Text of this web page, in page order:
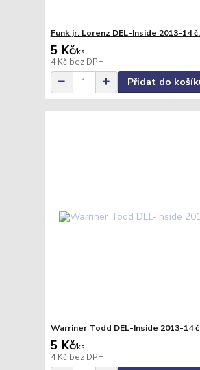
Funk jr. Lorenz DEL-Inside 2013-14
5 Kč/ks
4 Kč bez DPH
Přidat do
Warriner Todd DEL-Inside 2013-14
5 Kč/ks
4 Kč bez DPH